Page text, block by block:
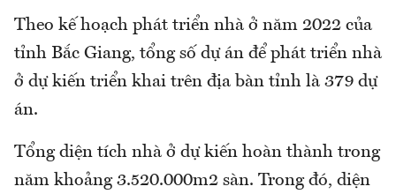
Theo kế hoạch phát triển nhà ở năm 2022 của
tỉnh Bắc Giang, tổng số dự án để phát triển nhà
ở dự kiến triển khai trên địa bàn tỉnh là 379 dự
án.
Tổng diện tích nhà ở dự kiến hoàn thành trong
năm khoảng 3.520.000m2 sàn. Trong đó, diện